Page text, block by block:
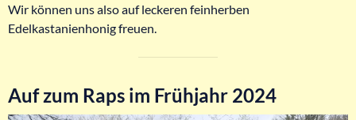
Wir können uns also auf leckeren feinherben
Edelkastanienhonig freuen.
Auf zum Raps im Frühjahr 2024